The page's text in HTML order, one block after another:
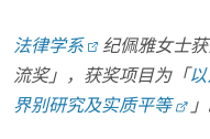
法律学系 纪佩雅女士
流奖」，获奖项目为「
界别研究及实质平等
」